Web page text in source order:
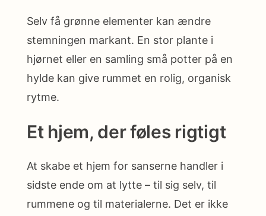
Selv få grønne elementer kan ændre
stemningen markant. En stor plante i
hjørnet eller en samling små potter på en
hylde kan give rummet en rolig, organisk
rytme.
Et hjem, der føles rigtigt
At skabe et hjem for sanserne handler i
sidste ende om at lytte – til sig selv, til
rummene og til materialerne. Det er ikke